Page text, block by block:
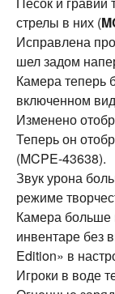
стрелы в них (
Исправлена
шел задом
Камера теперь
включенном
Изменено
Теперь он
(MCPE-43638).
Звук урона
режиме
Камера больше
инвентаре без
Edition» в
Игроки в воде